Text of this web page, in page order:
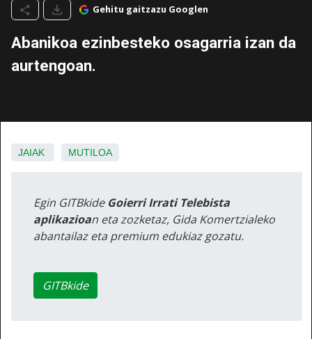
Gehitu gaitzazu Googlen
Abanikoa ezinbesteko osagarria izan da
aurtengoan.
JAIAK MUTILOA
Egin GITBkide Goierri Irrati Telebista
aplikazioan eta zozketaz, Gida Komertzialeko
abantailaz eta premium edukiaz gozatu.
GITBkide